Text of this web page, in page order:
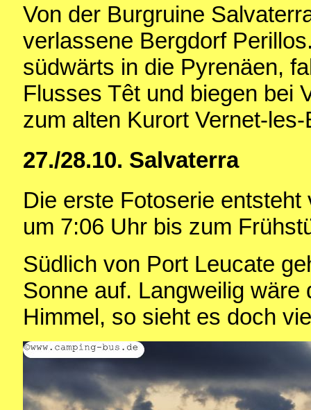
Von der Burgruine
verlassene Bergdorf
südwärts in die Pyrenäen,
Flusses Têt und biegen bei
zum alten Kurort Vernet-
27./28.10. Salvaterra
Die erste Fotoserie
um 7:06 Uhr bis zum
Südlich von Port Leucate
Sonne auf. Langweilig wäre
Himmel, so sieht es doch